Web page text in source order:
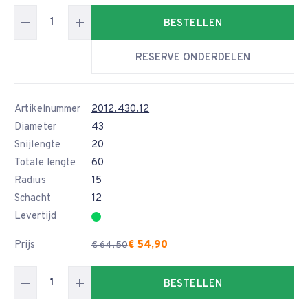
BESTELLEN
RESERVE ONDERDELEN
Artikelnummer
2012.430.12
Diameter
43
Snijlengte
20
Totale lengte
60
Radius
15
Schacht
12
Levertijd
Prijs € 64,50€ 54,90
BESTELLEN